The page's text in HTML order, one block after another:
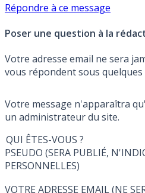
Répondre à ce message
Poser une question à la
Votre adresse email ne sera
vous répondent sous quelques
Votre message n'apparaîtra
un administrateur du site.
QUI ÊTES-VOUS ?
PSEUDO (SERA PUBLIÉ,
PERSONNELLES)
VOTRE ADRESSE EMAIL (NE